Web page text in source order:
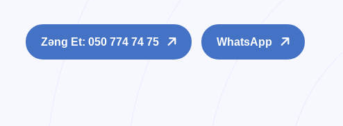
Zəng Et: 050 774 74 75 WhatsApp